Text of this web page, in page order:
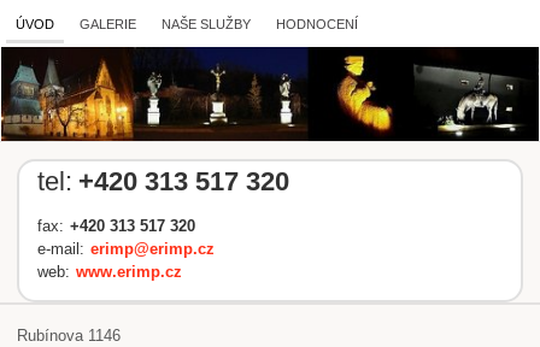
ÚVOD GALERIE NAŠE SLUŽBY HODNOCENÍ
tel: +420 313 517 320
fax: +420 313 517 320
e-mail: erimp@erimp.cz
web: www.erimp.cz
Rubínova 1146